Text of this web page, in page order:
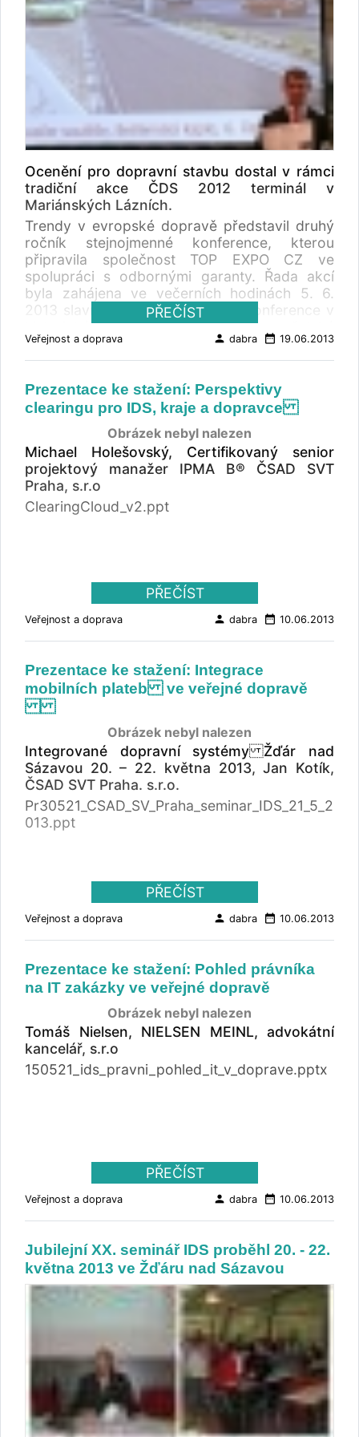
ozbrojených sil SBORNÍK příspěvků z odborné
konference Zvýšení bezpečnosti provozu
vozidel ozbrojených sil Kontakt:
info@okdriver.cz
tramvají v Drážďanech Thomas Werner (MVG)
– Preference autobusů v Mnichově 3. Síť
Pražské integrované dopravy a preference
Martin Jareš (ROPID) – Proměny autobusové
sítě PID Miroslav Grossmann (DPP) a Jan
Adámek (TSK) – Preference tramvají v Praze
Jiří Vodrážka (DPP) – Preference autobusů v
Praze
Ocenění pro dopravní stavbu dostal v rámci
tradiční akce ČDS 2012 terminál v
Mariánských Lázních.
Trendy v evropské dopravě představil druhý
ročník stejnojmenné konference, kterou
připravila společnost TOP EXPO CZ ve
spolupráci s odbornými garanty. Řada akcí
byla zahájena ve večerních hodinách 5. 6.
2013 slavnostním přijetím hostů konference v
historických prostorách Staroměstské
radnice. Hlavní program pokračoval v
Mramorovém sálu Clam-Gallasova paláce
programu bylo vyhlášení vítězů 10. ročníku
celostátní soutěže ČDS&T 2012 v Betlémské
kapli. Řadu akcí završil seminář Smart city
Praha, který se uskutečnil na FS ČVUT v
Praze, 7. 6. 2013. ZÁVĚREČNÁ ZPRÁVA
KONFERENCE. FOTOGALERIE Z AKCE.
PREZENTOVANÉ PŘEDNÁŠKY. ABSTRAKTY
PŘEDNÁŠEK. ZÁVĚREČNÁ ZPRÁVA ČDS 2012.
terminál pro autobusy slouží nově cestujícím v
Mariánských Lázních
PŘEČÍST
Veřejnost a doprava person dabra date_range 19.06.2013
Prezentace ke stažení: Perspektivy
clearingu pro IDS, kraje a dopravce
Obrázek nebyl nalezen
Michael Holešovský, Certifikovaný senior
projektový manažer IPMA B® ČSAD SVT
Praha, s.r.o
ClearingCloud_v2.ppt
PŘEČÍST
Veřejnost a doprava person dabra date_range 10.06.2013
Prezentace ke stažení: Integrace
mobilních plateb ve veřejné dopravě
Obrázek nebyl nalezen
Integrované dopravní systémy Žďár nad
Sázavou 20. – 22. května 2013, Jan Kotík,
ČSAD SVT Praha. s.r.o.
Pr30521_CSAD_SV_Praha_seminar_IDS_21_5_2
013.ppt
PŘEČÍST
Veřejnost a doprava person dabra date_range 10.06.2013
Prezentace ke stažení: Pohled právníka
na IT zakázky ve veřejné dopravě
Obrázek nebyl nalezen
Tomáš Nielsen, NIELSEN MEINL, advokátní
kancelář, s.r.o
150521_ids_pravni_pohled_it_v_doprave.pptx
PŘEČÍST
Veřejnost a doprava person dabra date_range 10.06.2013
Jubilejní XX. seminář IDS proběhl 20. - 22.
května 2013 ve Žďáru nad Sázavou